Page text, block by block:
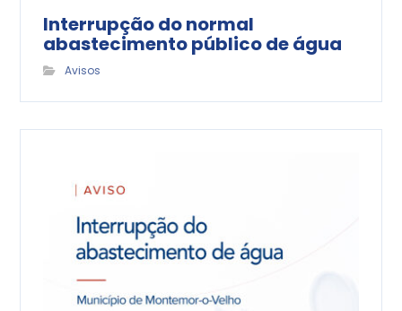
Interrupção do normal
abastecimento público de água
Avisos